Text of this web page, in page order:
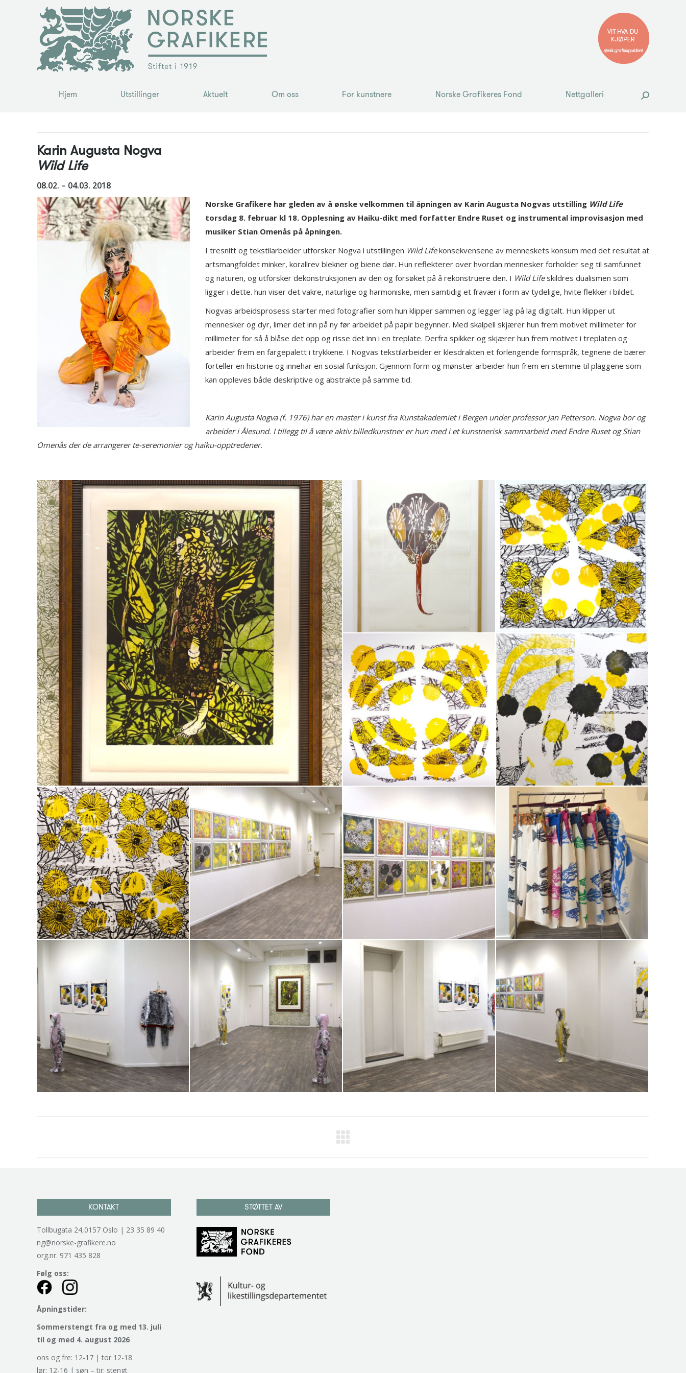
Hjem Utstillinger Aktuelt Om oss For kunstnere Norske Grafikeres Fond Nettgalleri Search:
Karin Augusta Nogva
Wild Life
08.02. – 04.03. 2018
Norske Grafikere har gleden av å ønske velkommen til åpningen av Karin Augusta Nogvas utstilling Wild Life
torsdag 8. februar kl 18. Opplesning av Haiku-dikt med forfatter Endre Ruset og instrumental improvisasjon med
musiker Stian Omenås på åpningen.
I tresnitt og tekstilarbeider utforsker Nogva i utstillingen Wild Lifekonsekvensene av menneskets konsum med det resultat at
artsmangfoldet minker, korallrev blekner og biene dør. Hun reflekterer over hvordan mennesker forholder seg til samfunnet
og naturen, og utforsker dekonstruksjonen av den og forsøket på å rekonstruere den. I Wild Lifeskildres dualismen som
ligger i dette. hun viser det vakre, naturlige og harmoniske, men samtidig et fravær i form av tydelige, hvite flekker i bildet.
Nogvas arbeidsprosess starter med fotografier som hun klipper sammen og legger lag på lag digitalt. Hun klipper ut
mennesker og dyr, limer det inn på ny før arbeidet på papir begynner. Med skalpell skjærer hun frem motivet millimeter for
millimeter for så å blåse det opp og risse det inn i en treplate. Derfra spikker og skjærer hun frem motivet i treplaten og
arbeider frem en fargepalett i trykkene. I Nogvas tekstilarbeider er klesdrakten et forlengende formspråk, tegnene de bærer
forteller en historie og innehar en sosial funksjon. Gjennom form og mønster arbeider hun frem en stemme til plaggene som
kan oppleves både deskriptive og abstrakte på samme tid.
Karin Augusta Nogva (f. 1976) har en master i kunst fra Kunstakademiet i Bergen under professor Jan Petterson. Nogva bor og
arbeider i Ålesund. I tillegg til å være aktiv billedkunstner er hun med i et kunstnerisk sammarbeid med Endre Ruset og Stian
Omenås der de arrangerer te-seremonier og haiku-opptredener.
KONTAKT
Tollbugata 24,0157 Oslo | 23 35 89 40
ng@norske-grafikere.no
org.nr. 971 435 828
Følg oss:
Åpningstider:
Sommerstengt fra og med 13. juli
til og med 4. august 2026
ons og fre: 12-17 | tor 12-18
lør: 12-16 | søn – tir: stengt
STØTTET AV
Hjem Utstillinger Aktuelt Search: